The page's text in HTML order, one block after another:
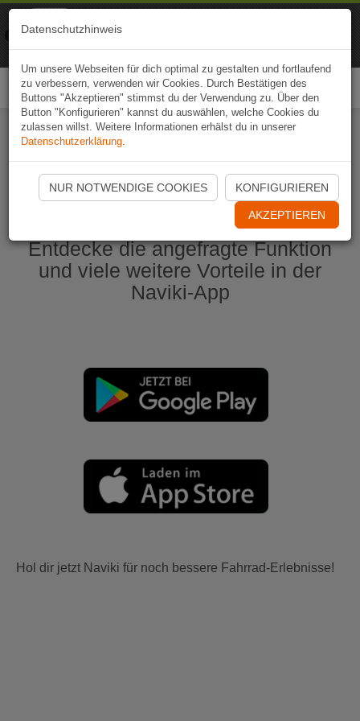
Naviki App jetzt öffnen
Entdecke die angefragte Funktion
und viele weitere Vorteile in der
Naviki-App
Hol dir jetzt Naviki für noch bessere Fahrrad-Erlebnisse!
Datenschutzhinweis
Um unsere Webseiten für dich optimal zu gestalten und fortlaufend
zu verbessern, verwenden wir Cookies. Durch Bestätigen des
Buttons "Akzeptieren" stimmst du der Verwendung zu. Über den
Button "Konfigurieren" kannst du auswählen, welche Cookies du
zulassen willst. Weitere Informationen erhälst du in unserer
Datenschutzerklärung.
NUR NOTWENDIGE COOKIES KONFIGURIEREN
AKZEPTIEREN
Naviki